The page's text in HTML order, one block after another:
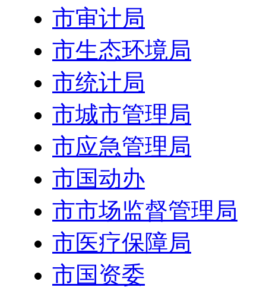
市审计局
市生态环境局
市统计局
市城市管理局
市应急管理局
市国动办
市市场监督管理局
市医疗保障局
市国资委